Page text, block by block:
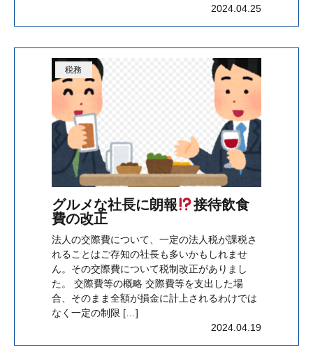
2024.04.25
税務
グルメな社長に朗報
接待飲食
費の改正
法人の交際費について、一定の法人税が課税さ
れることはご存知の社長も多いかもしれませ
ん。その交際費について税制改正がありまし
た。 交際費等の概略 交際費等を支出した場
合、そのまま全額が損金に計上されるわけでは
なく一定の制限 […]
2024.04.19